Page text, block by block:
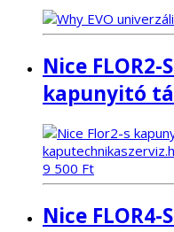
Nice
kapunyitó
9 500 Ft
Nice